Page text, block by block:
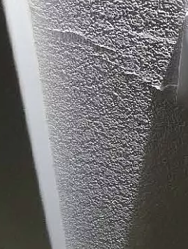
с 2010 года защищает
С нашей практикой по
за строительные недостатки и
с застройщиков вы можете
Наш опыт". Мы регулярно следим за
и практикой разрешения
можем предоставить вам самый
способ решения вашей проблемы.
комплексные услуги юристов и
в первую очередь получаете
юриста. Он задаст уточняющие
предоставленные
эффективный план действий для
оценит возможную сумму
вам предложение со стоимостью
подходим к порядку оплаты
разные пакеты услуг и